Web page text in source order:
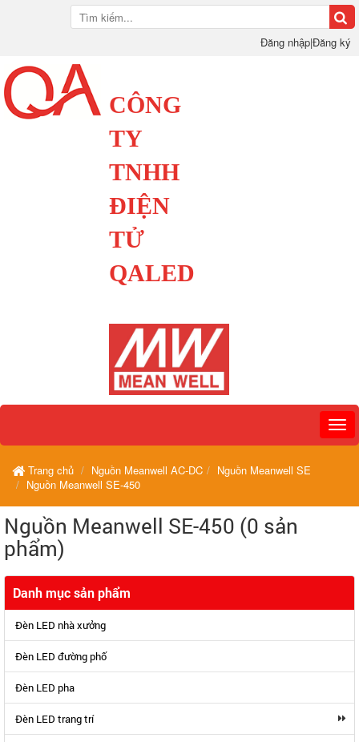
Đăng nhập|Đăng ký
CÔNG
TY
TNHH
ĐIỆN
TỬ
QALED
Trang chủ Nguồn Meanwell AC-DC
Nguồn Meanwell SE
Nguồn Meanwell SE-450
Nguồn Meanwell SE-450 (0 sản
phẩm)
Danh mục sản phẩm
Đèn LED nhà xưởng
Đèn LED đường phố
Đèn LED pha
Đèn LED trang trí